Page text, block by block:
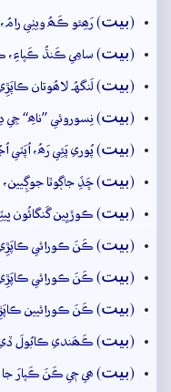
(بيت) رَھِئو ڪَھُ ويٺِي
(بيت) سامِي ڪَنڌُ
(بيت) لَنگهُہ لاھُوتان
(بيت) نِسوروئي ”ناھِ“
(بيت) پُوري پَئِي رَھُ، اُپَٽي
(بيت) ڇَڏِ جاڳوٽا
(بيت) ڪوڙيِين گَنگائُون
(بيت) ڪَنَ ڪورائي
(بيت) ڪَنَ ڪورائي
(بيت) ڪَنَ ڪورائيين
(بيت) ڪَھَندي ڪابُولَ
(بيت) ھي جٖي ڪَنَ ڪَپارَ